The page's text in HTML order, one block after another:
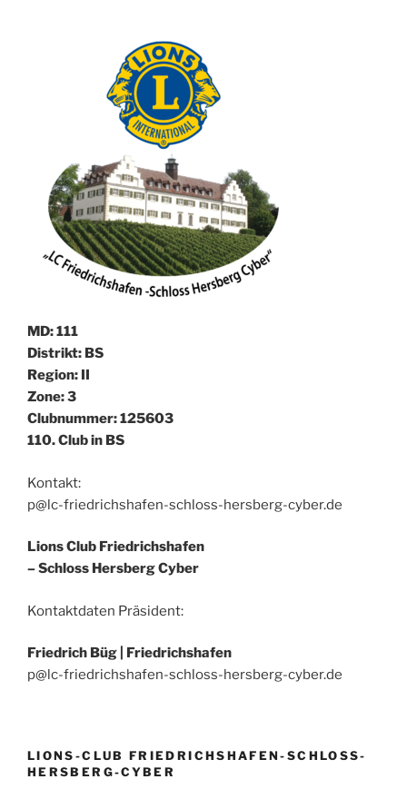
MD: 111
Distrikt: BS
Region: II
Zone: 3
Clubnummer: 125603
110. Club in BS
Kontakt:
p@lc-friedrichshafen-schloss-hersberg-cyber.de
Lions Club Friedrichshafen
– Schloss Hersberg Cyber
Kontaktdaten Präsident:
Friedrich Büg | Friedrichshafen
p@lc-friedrichshafen-schloss-hersberg-cyber.de
LIONS-CLUB FRIEDRICHSHAFEN-SCHLOSS-
HERSBERG-CYBER